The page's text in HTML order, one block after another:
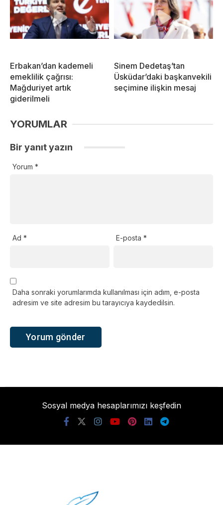
Erbakan’dan kademeli
emeklilik çağrısı:
Mağduriyet artık
giderilmeli
Sinem Dedetaş’tan
Üsküdar’daki başkanvekili
seçimine ilişkin mesaj
YORUMLAR
Bir yanıt yazın
Yorum *
Ad * E-posta*
Daha sonraki yorumlarımda kullanılması için adım, e-posta
adresim ve site adresim bu tarayıcıya kaydedilsin.
Sosyal medya hesaplarımızı keşfedin